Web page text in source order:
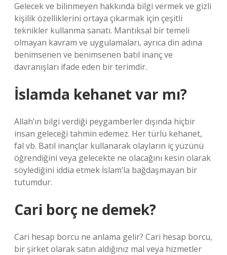
Gelecek ve bilinmeyen hakkında bilgi vermek ve gizli
kişilik özelliklerini ortaya çıkarmak için çeşitli
teknikler kullanma sanatı. Mantıksal bir temeli
olmayan kavram ve uygulamaları, ayrıca din adına
benimsenen ve benimsenen batıl inanç ve
davranışları ifade eden bir terimdir.
İslamda kehanet var mı?
Allah’ın bilgi verdiği peygamberler dışında hiçbir
insan geleceği tahmin edemez. Her türlü kehanet,
fal vb. Batıl inançlar kullanarak olayların iç yüzünü
öğrendiğini veya gelecekte ne olacağını kesin olarak
söylediğini iddia etmek İslam’la bağdaşmayan bir
tutumdur.
Cari borç ne demek?
Cari hesap borcu ne anlama gelir? Cari hesap borcu,
bir şirket olarak satın aldığınız mal veya hizmetler